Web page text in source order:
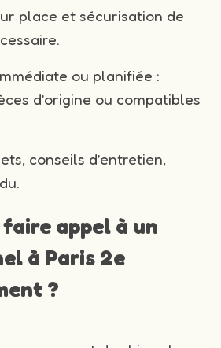
place et sécurisation de
ou planifiée :
d’origine ou compatibles
conseils d’entretien,
faire appel à un
à Paris 2e
?